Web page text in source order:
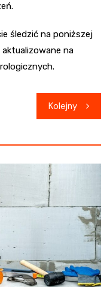
śledzić na poniższej
na
Kolejny